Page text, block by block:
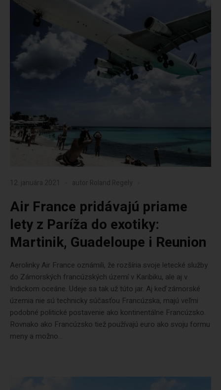
12. januára 2021 autor Roland Regely
Air France pridávajú priame
lety z Paríža do exotiky:
Martinik, Guadeloupe i Reunion
Aerolinky Air France oznámili, že rozšíria svoje letecké služby
do Zámorských francúzských území v Karibiku, ale aj v
Indickom oceáne. Udeje sa tak už túto jar. Aj keď zámorské
územia nie sú technicky súčasťou Francúzska, majú veľmi
podobné politické postavenie ako kontinentálne Francúzsko.
Rovnako ako Francúzsko tiež používajú euro ako svoju formu
meny a možno...